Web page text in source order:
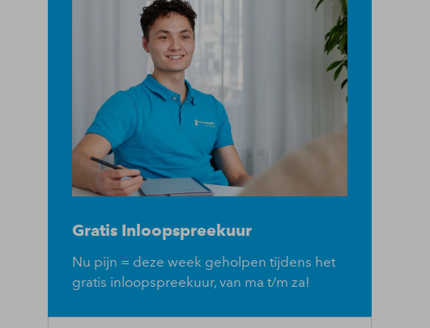
Gratis Inloopspreekuur
Nu pijn = deze week geholpen tijdens het
gratis inloopspreekuur, van ma t/m za!